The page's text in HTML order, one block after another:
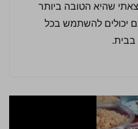
שהיא הטובה ביותר
יכולים להשתמש בכל